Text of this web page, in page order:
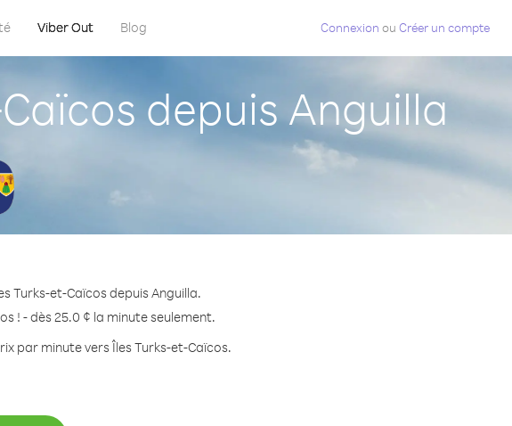
Viber Out Blog Connexion ou Créer un compte
depuis Anguilla
Turks-et-Caïcos depuis Anguilla.
! - dès 25.0 ¢ la minute seulement.
par minute vers Îles Turks-et-Caïcos.